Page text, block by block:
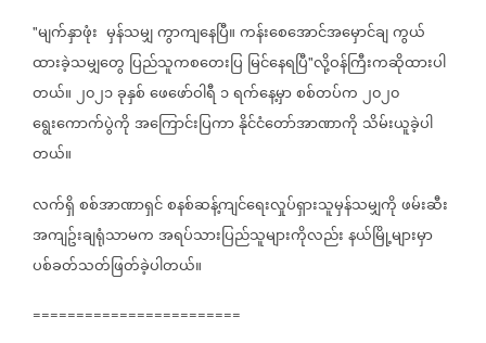
"မျက်နှာဖုံး မှန်သမျှကွာကျနေပြီ။ကန်းစေအောင်အမှောင်ချကွယ်
ထားခဲ့သမျှတွေ ပြည်သူကစတေးပြ မြင်နေရပြီ"လို့ဝန်ကြီးကဆိုထားပါ
တယ်။၂၀၂၁ခုနှစ်ဖေဖော်ဝါရီ ၁ရက်နေ့မှာစစ်တပ်က၂၀၂၀
ရွေးကောက်ပွဲကိုအကြောင်းပြကာနိုင်ငံတော်အာဏာကို သိမ်းယူခဲ့ပါ
တယ်။
လက်ရှိစစ်အာဏာရှင်စနစ်ဆန့်ကျင်ရေးလှုပ်ရှားသူမှန်သမျှကိုဖမ်းဆီး
အကျဥ်းချရုံသာမကအရပ်သားပြည်သူများကိုလည်းနယ်မြို့များမှာ
ပစ်ခတ်သတ်ဖြတ်ခဲ့ပါတယ်။
========================